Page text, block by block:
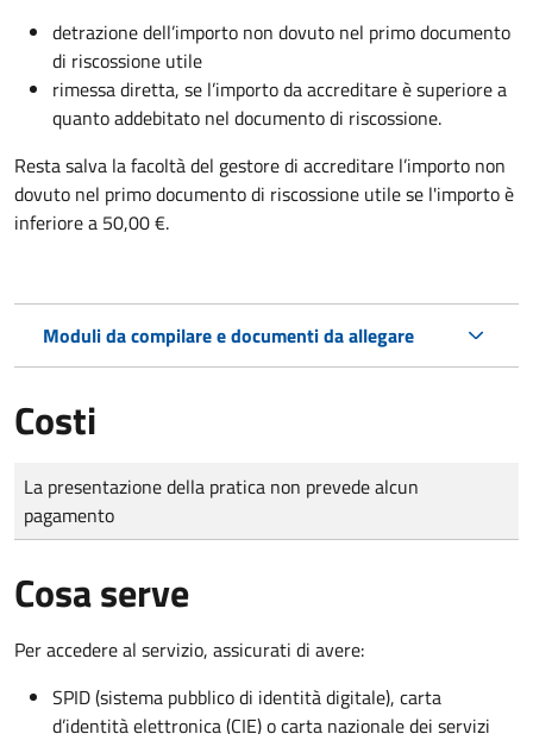
detrazione dell’importo non dovuto nel primo documento
di riscossione utile
rimessa diretta, se l’importo da accreditare è superiore a
quanto addebitato nel documento di riscossione.
Resta salva la facoltà del gestore di accreditare l’importo non
dovuto nel primo documento di riscossione utile se l'importo è
inferiore a 50,00 €.
Moduli da compilare e documenti da allegare
Costi
Tipo di pagamento
Importo
La presentazione della pratica non prevede alcun
pagamento
Cosa serve
Per accedere al servizio, assicurati di avere:
SPID (sistema pubblico di identità digitale), carta
d’identità elettronica (CIE) o carta nazionale dei servizi